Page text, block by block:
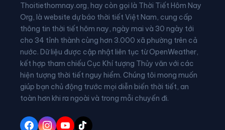
Xã Bình Thanh Xã Châu Ninh
Xã Chí Minh Xã Đại Đồng
Xã Diên Hà Xã Đoàn Đào
Xã Đồng Bằng Xã Đồng Châu
Xã Đông Hưng Xã Đông Quan
Xã Đông Thái Ninh
Thoitiethomnay.org, hay còn gọi là Thời Tiết Hôm Nay
Org, là website dự báo thời tiết Việt Nam, cung cấp
thông tin thời tiết hôm nay, ngày mai và 30 ngày tới
cho 34 tỉnh thành cùng hơn 3.000 xã phường trên cả
nước. Dữ liệu được cập nhật liên tục từ OpenWeather,
kết hợp tham chiếu Cục Khí tượng Thủy văn với các
hiện tượng thời tiết nguy hiểm. Chúng tôi mong muốn
giúp bạn chủ động trước mọi diễn biến thời tiết, an
toàn hơn khi ra ngoài và trong mỗi chuyến đi.